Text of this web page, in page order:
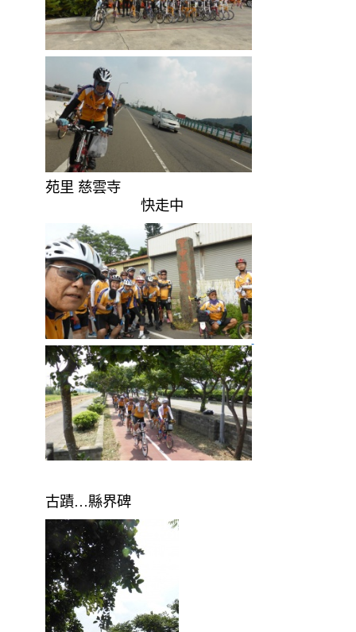
苑里 慈雲寺
快走中
古蹟…縣界碑